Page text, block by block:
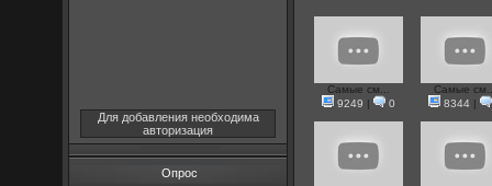
Для добавления необходима
авторизация
Опрос
Самые см...
9249 | 0
Самые
8344 |